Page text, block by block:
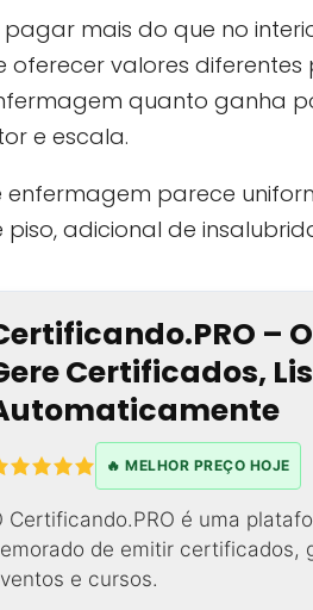
mais do que no
valores
quanto ganha
e escala.
enfermagem parece
adicional de
–
Certificados,
🔥 MELHOR PREÇO HOJE
Certificando.PRO é uma
de emitir certificados,
e cursos.